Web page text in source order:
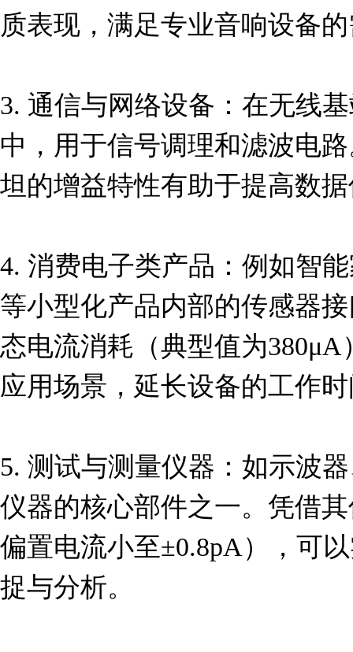
质表现，满足专业音响设备
3. 通信与网络设备：在无线
中，用于信号调理和滤波电
坦的增益特性有助于提高数
4. 消费电子类产品：例如智
等小型化产品内部的传感器
态电流消耗（典型值为
应用场景，延长设备的工作
5. 测试与测量仪器：如示波
仪器的核心部件之一。凭借
偏置电流小至±0.8pA），可
捉与分析。